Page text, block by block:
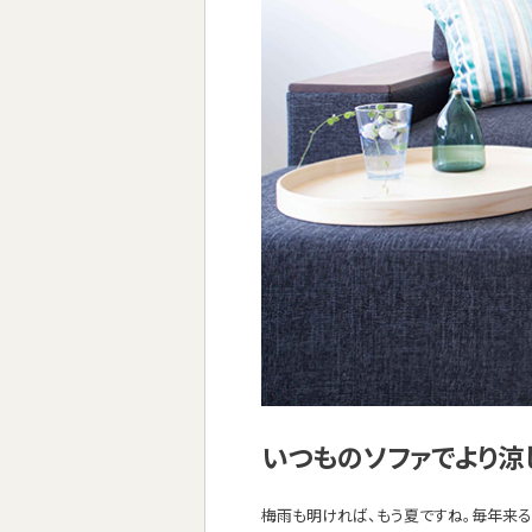
いつものソファでより涼
梅雨も明ければ、もう夏ですね。毎年来